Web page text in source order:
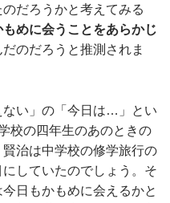
だろうかと考えてみる
めに会うことをあらかじ
だのだろうと推測されま
い」の「今日は…」とい
校の四年生のあのときの
治は中学校の修学旅行の
していたのでしょう。そ
日もかもめに会えるかと